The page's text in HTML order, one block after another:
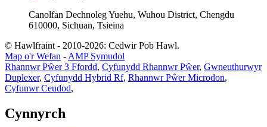
Canolfan Dechnoleg Yuehu, Wuhou District, Chengdu
610000, Sichuan, Tsieina
© Hawlfraint - 2010-2026: Cedwir Pob Hawl.
Map o'r Wefan - AMP Symudol
Rhannwr Pŵer 3 Ffordd, Cyfunydd Rhannwr Pŵer, Gwneuthurwyr
Duplexer, Cyfunydd Hybrid Rf, Rhannwr Pŵer Microdon,
Cyfunwr Ceudod,
Cynnyrch